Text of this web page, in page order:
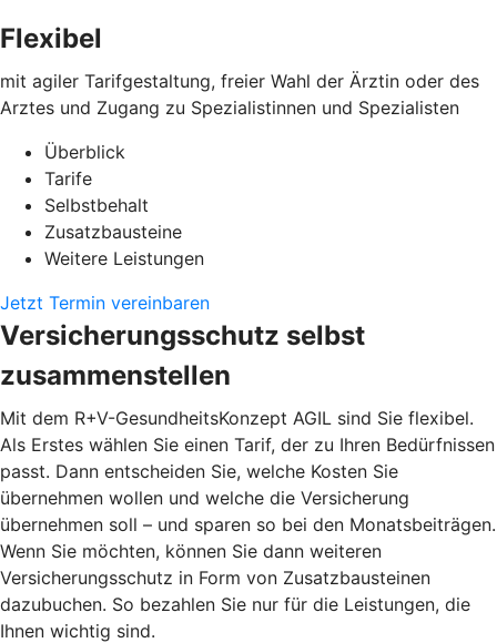
Flexibel
mit agiler Tarifgestaltung, freier Wahl der Ärztin oder des
Arztes und Zugang zu Spezialistinnen und Spezialisten
Überblick
Tarife
Selbstbehalt
Zusatzbausteine
Weitere Leistungen
Jetzt Termin vereinbaren
Versicherungsschutz selbst
zusammenstellen
Mit dem R+V-GesundheitsKonzept AGIL sind Sie flexibel.
Als Erstes wählen Sie einen Tarif, der zu Ihren Bedürfnissen
passt. Dann entscheiden Sie, welche Kosten Sie
übernehmen wollen und welche die Versicherung
übernehmen soll – und sparen so bei den Monatsbeiträgen.
Wenn Sie möchten, können Sie dann weiteren
Versicherungsschutz in Form von Zusatzbausteinen
dazubuchen. So bezahlen Sie nur für die Leistungen, die
Ihnen wichtig sind.